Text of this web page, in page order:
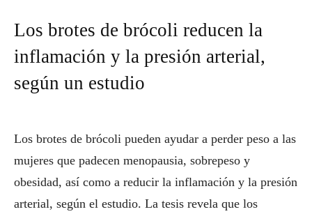
Los brotes de brócoli reducen la
inflamación y la presión arterial,
según un estudio
Los brotes de brócoli pueden ayudar a perder peso a las
mujeres que padecen menopausia, sobrepeso y
obesidad, así como a reducir la inflamación y la presión
arterial, según el estudio. La tesis revela que los